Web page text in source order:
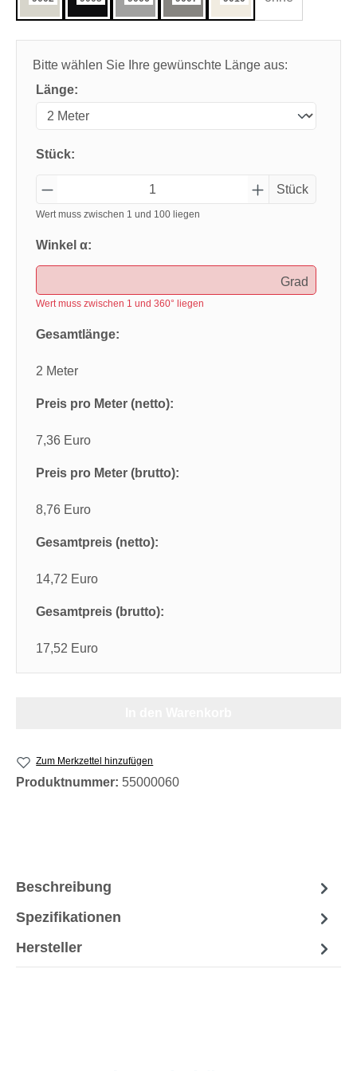
Bitte wählen Sie Ihre gewünschte Länge aus:
Länge:
Stück:
Stück
Wert muss zwischen 1 und 100 liegen
Winkel α:
Grad
Wert muss zwischen 1 und 360° liegen
Gesamtlänge:
2 Meter
Preis pro Meter (netto):
7,36 Euro
Preis pro Meter (brutto):
8,76 Euro
Gesamtpreis (netto):
14,72 Euro
Gesamtpreis (brutto):
17,52 Euro
Zum Merkzettel hinzufügen
Produktnummer: 55000060
Beschreibung
Spezifikationen
Hersteller